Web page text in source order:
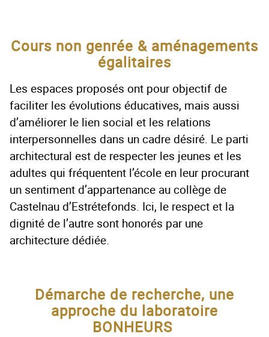
Cours non genrée & aménagements
égalitaires
Les espaces proposés ont pour objectif de
faciliter les évolutions éducatives, mais aussi
d’améliorer le lien social et les relations
interpersonnelles dans un cadre désiré. Le parti
architectural est de respecter les jeunes et les
adultes qui fréquentent l’école en leur procurant
un sentiment d’appartenance au collège de
Castelnau d’Estrétefonds. Ici, le respect et la
dignité de l’autre sont honorés par une
architecture dédiée.
Démarche de recherche, une
approche du laboratoire
BONHEURS